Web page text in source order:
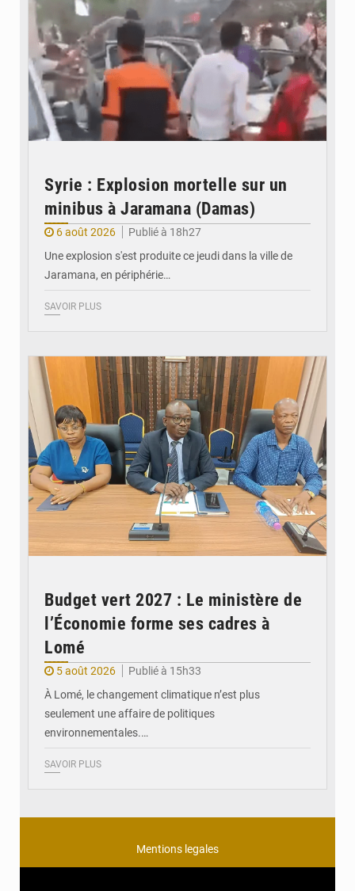
Syrie : Explosion mortelle sur un
minibus à Jaramana (Damas)
6 août 2026
Publié à 18h27
Une explosion s'est produite ce jeudi dans la ville de
Jaramana, en périphérie…
SAVOIR PLUS
Budget vert 2027 : Le ministère de
l’Économie forme ses cadres à
Lomé
5 août 2026
Publié à 15h33
À Lomé, le changement climatique n’est plus
seulement une affaire de politiques
environnementales.…
SAVOIR PLUS
Mentions legales